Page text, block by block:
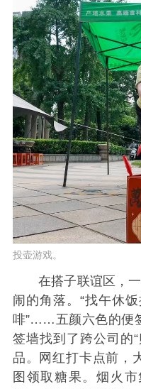
投壶游戏。
在搭子联谊区，
闹的角落。“找午休饭
啡”……五颜六色的便
签墙找到了跨公司的
品。网红打卡点前，
图领取糖果。烟火